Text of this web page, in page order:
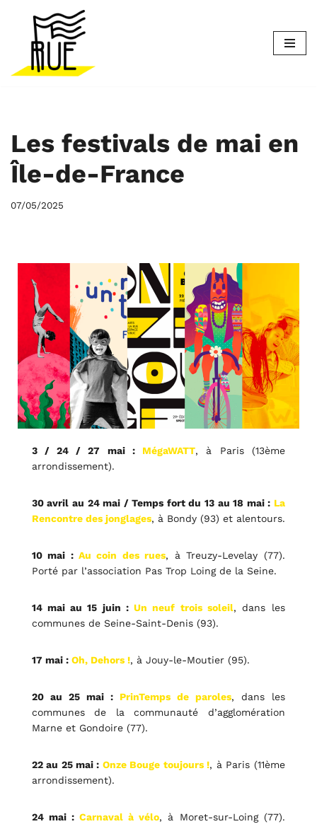
Aller
contenu
Les festivals de mai en
Île-de-France
07/05/2025
3 / 24 / 27 mai : MégaWATT, à Paris (13ème
arrondissement).
30 avril au 24 mai / Temps fort du 13 au 18 mai : La
Rencontre des jonglages, à Bondy (93) et alentours.
10 mai : Au coin des rues, à Treuzy-Levelay (77).
Porté par l’association Pas Trop Loing de la Seine.
14 mai au 15 juin : Un neuf trois soleil, dans les
communes de Seine-Saint-Denis (93).
17 mai : Oh, Dehors !, à Jouy-le-Moutier (95).
20 au 25 mai : PrinTemps de paroles, dans les
communes de la communauté d’agglomération
Marne et Gondoire (77).
22 au 25 mai : Onze Bouge toujours !, à Paris (11ème
arrondissement).
24 mai :Carnaval à vélo, à Moret-sur-Loing (77).